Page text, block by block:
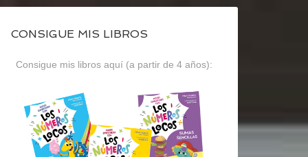
CONSIGUE MIS LIBROS
Consigue mis libros aquí (a partir de 4 años):